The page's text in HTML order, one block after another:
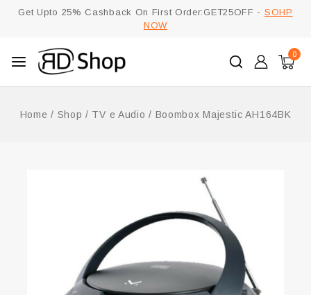
Get Upto 25% Cashback On First Order:GET25OFF - SOHP
NOW
0
Home / Shop / TV e Audio / Boombox Majestic AH164BK